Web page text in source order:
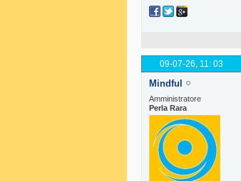
09-07-26, 11: 03
Mindful
Amministratore
Perla Rara